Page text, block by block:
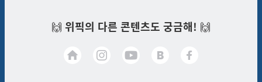
🙌 위픽의 다른 콘텐츠도 궁금해! 🙌